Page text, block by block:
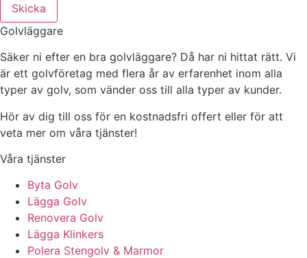
Skicka
Golvläggare
Säker ni efter en bra golvläggare? Då har ni hittat rätt. Vi
är ett golvföretag med flera år av erfarenhet inom alla
typer av golv, som vänder oss till alla typer av kunder.
Hör av dig till oss för en kostnadsfri offert eller för att
veta mer om våra tjänster!
Våra tjänster
Byta Golv
Lägga Golv
Renovera Golv
Lägga Klinkers
Polera Stengolv & Marmor